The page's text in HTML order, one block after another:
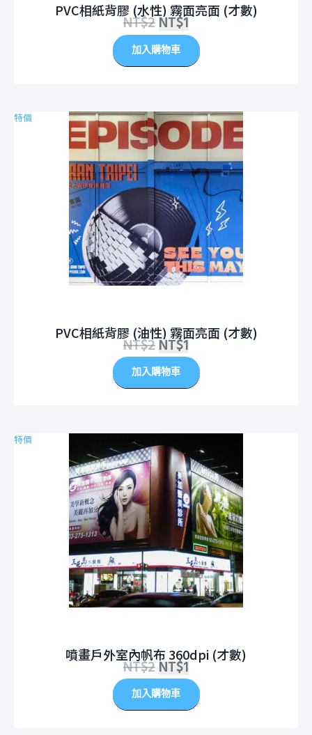
PVC相紙背膠 (水性) 霧面亮面 (才數)
NT$2NT$1
加入購物車
特價
PVC相紙背膠 (油性) 霧面亮面 (才數)
NT$2NT$1
加入購物車
特價
噴畫戶外室內帆布 360dpi (才數)
NT$2NT$1
加入購物車